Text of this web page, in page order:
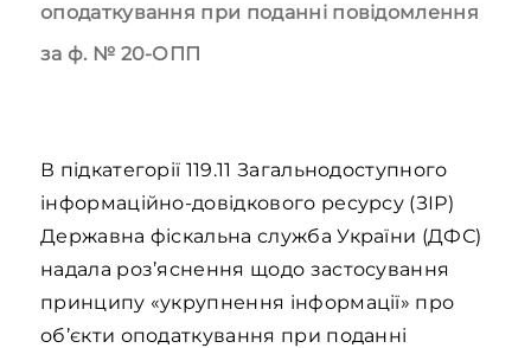
оподаткування при поданні повідомлення
за ф. № 20-ОПП
В підкатегорії 119.11 Загальнодоступного
інформаційно-довідкового ресурсу (ЗІР)
Державна фіскальна служба України (ДФС)
надала роз’яснення щодо застосування
принципу «укрупнення інформації» про
об’єкти оподаткування при поданні